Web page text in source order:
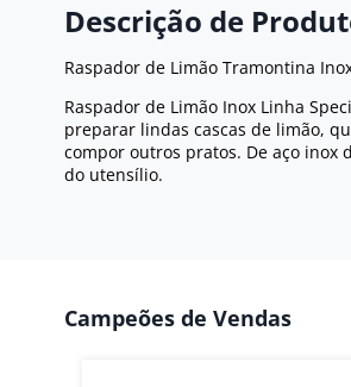
Descrição de
Raspador de Limão Tramontina
Raspador de Limão Inox Linha
preparar lindas cascas de limão,
compor outros pratos. De aço
do utensílio.
Campeões de Vendas